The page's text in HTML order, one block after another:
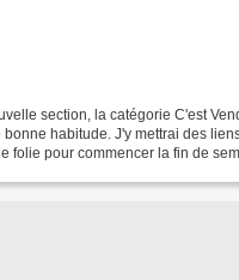
section, la catégorie C'est
habitude. J'y mettrai des
folie pour commencer la fin de